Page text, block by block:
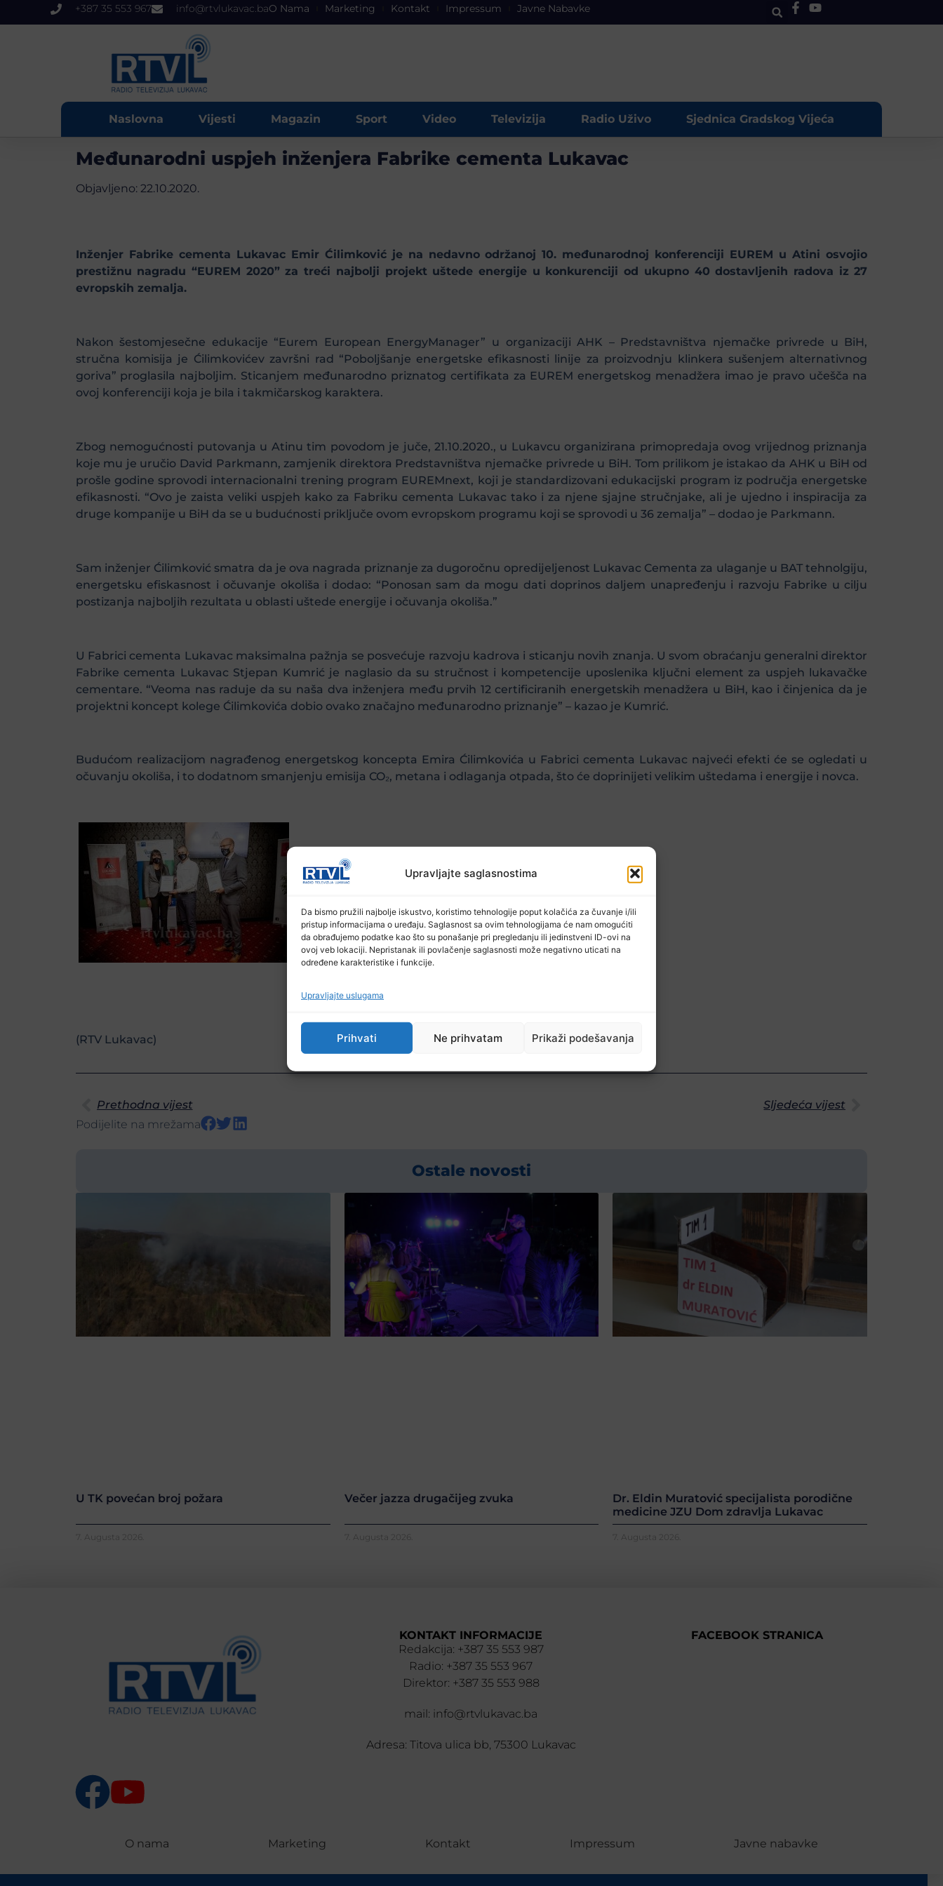
Upravljajte saglasnostima
Da bismo pružili najbolje iskustvo, koristimo tehnologije poput kolačića za čuvanje i/ili
pristup informacijama o uređaju. Saglasnost sa ovim tehnologijama će nam omogućiti
da obrađujemo podatke kao što su ponašanje pri pregledanju ili jedinstveni ID-ovi na
ovoj veb lokaciji. Nepristanak ili povlačenje saglasnosti može negativno uticati na
određene karakteristike i funkcije.
Upravljajte uslugama
Prihvati Ne prihvatam Prikaži podešavanja
+387 35 553 967 info@rtvlukavac.baO Nama Marketing Kontakt Impressum Javne Nabavke
Naslovna Vijesti Magazin Sport Video Televizija Radio Uživo Sjednica Gradskog Vijeća
Međunarodni uspjeh inženjera Fabrike cementa Lukavac
Objavljeno: 22.10.2020.
Inženjer Fabrike cementa Lukavac Emir Ćilimković je na nedavno održanoj 10. međunarodnoj konferenciji EUREM u Atini osvojio
prestižnu nagradu “EUREM 2020” za treći najbolji projekt uštede energije u konkurenciji od ukupno 40 dostavljenih radova iz 27
evropskih zemalja.
Nakon šestomjesečne edukacije “Eurem European EnergyManager” u organizaciji AHK – Predstavništva njemačke privrede u BiH,
stručna komisija je Ćilimkovićev završni rad “Poboljšanje energetske efikasnosti linije za proizvodnju klinkera sušenjem alternativnog
goriva” proglasila najboljim. Sticanjem međunarodno priznatog certifikata za EUREM energetskog menadžera imao je pravo učešča na
ovoj konferenciji koja je bila i takmičarskog karaktera.
Zbog nemogućnosti putovanja u Atinu tim povodom je juče, 21.10.2020., u Lukavcu organizirana primopredaja ovog vrijednog priznanja
koje mu je uručio David Parkmann, zamjenik direktora Predstavništva njemačke privrede u BiH. Tom prilikom je istakao da AHK u BiH od
prošle godine sprovodi internacionalni trening program EUREMnext, koji je standardizovani edukacijski program iz područja energetske
efikasnosti. “Ovo je zaista veliki uspjeh kako za Fabriku cementa Lukavac tako i za njene sjajne stručnjake, ali je ujedno i inspiracija za
druge kompanije u BiH da se u budućnosti priključe ovom evropskom programu koji se sprovodi u 36 zemalja” – dodao je Parkmann.
Sam inženjer Ćilimković smatra da je ova nagrada priznanje za dugoročnu opredijeljenost Lukavac Cementa za ulaganje u BAT tehnolgiju,
energetsku efiskasnost i očuvanje okoliša i dodao: “Ponosan sam da mogu dati doprinos daljem unapređenju i razvoju Fabrike u cilju
postizanja najboljih rezultata u oblasti uštede energije i očuvanja okoliša.”
U Fabrici cementa Lukavac maksimalna pažnja se posvećuje razvoju kadrova i sticanju novih znanja. U svom obraćanju generalni direktor
Fabrike cementa Lukavac Stjepan Kumrić je naglasio da su stručnost i kompetencije uposlenika ključni element za uspjeh lukavačke
cementare. “Veoma nas raduje da su naša dva inženjera među prvih 12 certificiranih energetskih menadžera u BiH, kao i činjenica da je
projektni koncept kolege Ćilimkovića dobio ovako značajno međunarodno priznanje” – kazao je Kumrić.
Budućom realizacijom nagrađenog energetskog koncepta Emira Ćilimkovića u Fabrici cementa Lukavac najveći efekti će se ogledati u
očuvanju okoliša, i to dodatnom smanjenju emisija CO₂, metana i odlaganja otpada, što će doprinijeti velikim uštedama i energije i novca.
(RTV Lukavac)
Prethodna vijest
Sljedeća vijest
Podijelite na mrežama
Ostale novosti
U TK povećan broj požara
7. Augusta 2026.
Večer jazza drugačijeg zvuka
7. Augusta 2026.
Dr. Eldin Muratović specijalista porodične
medicine JZU Dom zdravlja Lukavac
7. Augusta 2026.
KONTAKT INFORMACIJE
Redakcija: +387 35 553 987
Radio: +387 35 553 967
Direktor: +387 35 553 988
mail: info@rtvlukavac.ba
Adresa: Titova ulica bb, 75300 Lukavac
FACEBOOK STRANICA
O nama Marketing Kontakt Impressum Javne nabavke